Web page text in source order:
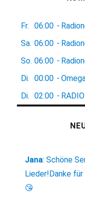
Fr. 06:00 -
Sa. 06:00 -
So. 06:00 -
Di.
00:00 -
Di.
02:00 -
Jana:Schöne
Lieder!Danke für
😘